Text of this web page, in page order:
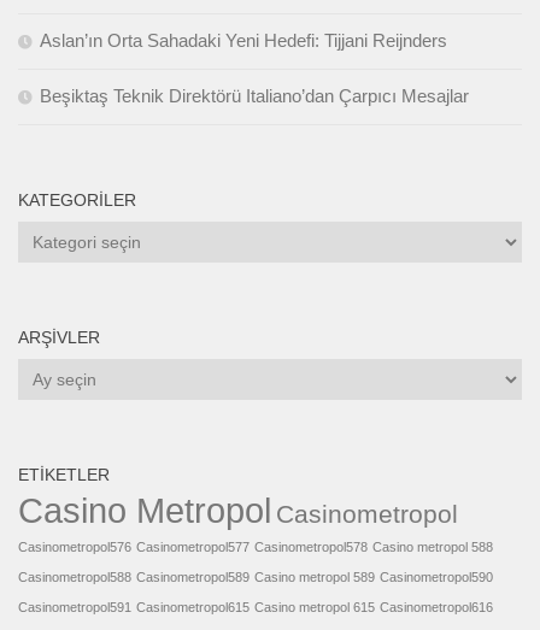
Aslan’ın Orta Sahadaki Yeni Hedefi: Tijjani Reijnders
Beşiktaş Teknik Direktörü Italiano’dan Çarpıcı Mesajlar
KATEGORILER
Kategoriler
ARŞIVLER
Arşivler
ETIKETLER
Casino Metropol Casinometropol
Casinometropol576 Casinometropol577 Casinometropol578 Casino metropol 588
Casinometropol588 Casinometropol589 Casino metropol 589 Casinometropol590
Casinometropol591 Casinometropol615 Casino metropol 615 Casinometropol616